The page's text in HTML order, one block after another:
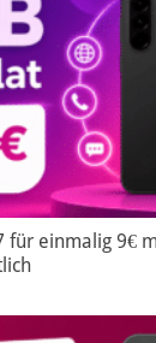
für einmalig 9€